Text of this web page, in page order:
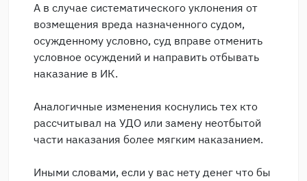
А в случае систематического уклонения от
возмещения вреда назначенного судом,
осужденному условно, суд вправе отменить
условное осуждений и направить отбывать
наказание в ИК.
Аналогичные изменения коснулись тех кто
рассчитывал на УДО или замену неотбытой
части наказания более мягким наказанием.
Иными словами, если у вас нету денег что бы